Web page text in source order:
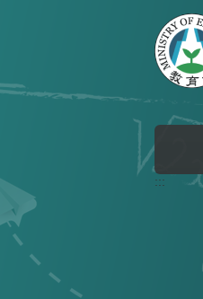
:::